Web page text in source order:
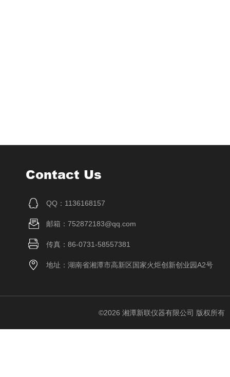
Contact Us
QQ：1136168157
邮箱：752872183@qq.com
传真：86-0731-58557381
地址：湖南省湘潭市高新区国家火炬创新创业园A2号
©2026 湘潭新联仪器有限公司 版权所